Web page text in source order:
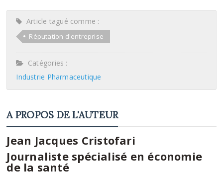
Article tagué comme :
Réputation d'entreprise
Catégories :
Industrie Pharmaceutique
A PROPOS DE L'AUTEUR
Jean Jacques Cristofari
Journaliste spécialisé en économie
de la santé